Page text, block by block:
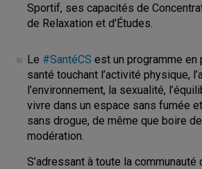
Sportif, ses capacités de
de Relaxation et d'Études.
Le #SantéCS est un programme en
santé touchant l’activité physique,
l’environnement, la sexualité,
vivre dans un espace sans fumée
sans drogue, de même que boire
modération.
S’adressant à toute la communauté